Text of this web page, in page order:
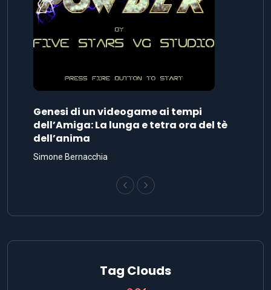
Genesi di un videogame ai tempi
dell’Amiga: La lunga e tetra ora del tè
dell’anima
Simone Bernacchia
Tag Clouds